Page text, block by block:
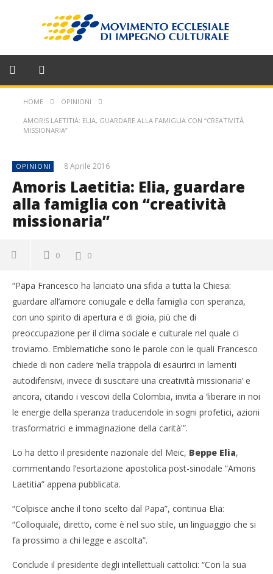
HOME OPINIONI
AMORIS LAETITIA: ELIA, GUARDARE ALLA FAMIGLIA CON “CREATIVITÀ
MISSIONARIA”
OPINIONI 8 Aprile 2016
Amoris Laetitia: Elia, guardare
alla famiglia con “creatività
missionaria”
0 0
“Papa Francesco ha lanciato una sfida a tutta la Chiesa:
guardare all’amore coniugale e della famiglia con speranza,
con uno spirito di apertura e di gioia, più che di
preoccupazione per il clima sociale e culturale nel quale ci
troviamo. Emblematiche sono le parole con le quali Francesco
chiede di non cadere ‘nella trappola di esaurirci in lamenti
autodifensivi, invece di suscitare una creatività missionaria’ e
ancora, citando i vescovi della Colombia, invita a ‘liberare in noi
le energie della speranza traducendole in sogni profetici, azioni
trasformatrici e immaginazione della carità'”.
Lo ha detto il presidente nazionale del Meic, Beppe Elia,
commentando l’esortazione apostolica post-sinodale “Amoris
Laetitia” appena pubblicata.
“Colpisce anche il tono scelto dal Papa”, continua Elia:
“Colloquiale, diretto, come è nel suo stile, un linguaggio che si
fa prossimo a chi legge e ascolta”.
Conclude il presidente degli intellettuali cattolici: “Con la sua